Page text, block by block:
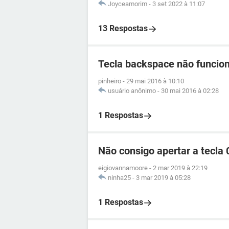
Joyceamorim - 3 set 2022 à 11:07
13 Respostas
Tecla backspace não
pinheiro - 29 mai 2016 à 10:10
usuário anônimo - 30 mai 2016 à 02:28
1 Respostas
Não consigo apertar a tecla
eigiovannamoore - 2 mar 2019 à 22:19
ninha25 - 3 mar 2019 à 05:28
1 Respostas